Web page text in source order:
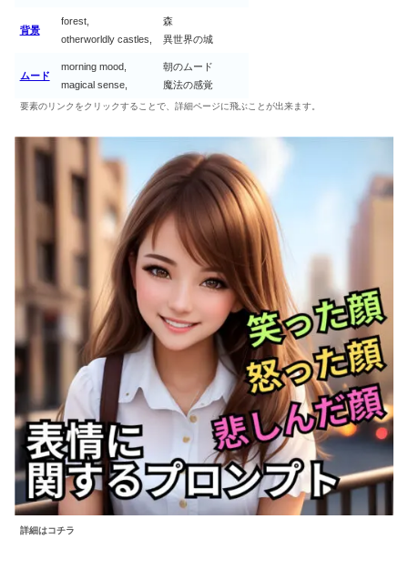
背景
forest,
otherworldly castles,
森
異世界の城
ムード
morning mood,
magical sense,
朝のムード
魔法の感覚
要素のリンクをクリックすることで、詳細ページに飛ぶことが出来ます。
詳細はコチラ